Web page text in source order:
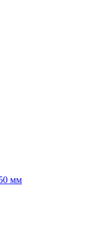
мм